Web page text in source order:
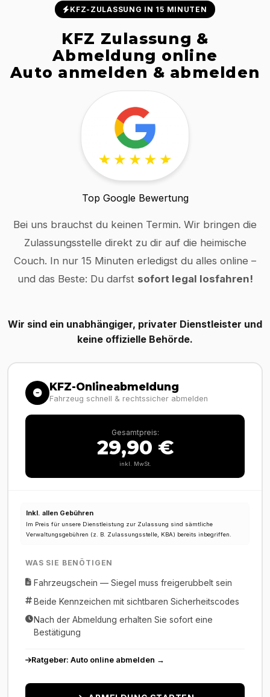
KFZ-ZULASSUNG IN 15 MINUTEN
KFZ Zulassung &
Abmeldung online
Auto anmelden & abmelden
Top Google Bewertung
Bei uns brauchst du keinen Termin. Wir bringen die
Zulassungsstelle direkt zu dir auf die heimische
Couch. In nur 15 Minuten erledigst du alles online –
und das Beste: Du darfst sofort legal losfahren!
Wir sind ein unabhängiger, privater Dienstleister und
keine offizielle Behörde.
KFZ-Onlineabmeldung
Fahrzeug schnell & rechtssicher abmelden
Gesamtpreis:
29,90 €
inkl. MwSt.
Inkl. allen Gebühren
Im Preis für unsere Dienstleistung zur Zulassung sind sämtliche
Verwaltungsgebühren (z. B. Zulassungsstelle, KBA) bereits inbegriffen.
WAS SIE BENÖTIGEN
Fahrzeugschein — Siegel muss freigerubbelt sein
Beide Kennzeichen mit sichtbaren Sicherheitscodes
Nach der Abmeldung erhalten Sie sofort eine
Bestätigung
Ratgeber: Auto online abmelden →